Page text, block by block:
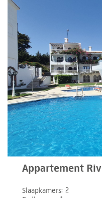
Appartement
Slaapkamers 2